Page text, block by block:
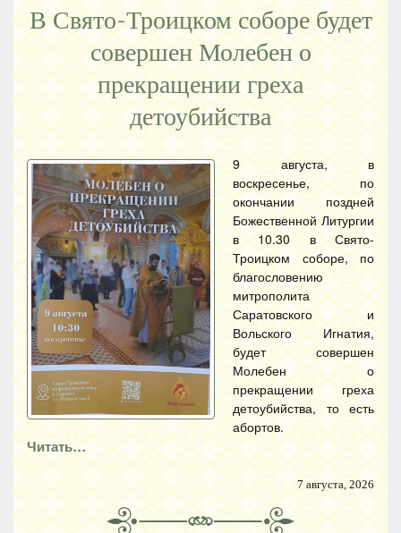
В Свято-Троицком соборе будет
совершен Молебен о
прекращении греха
детоубийства
9 августа, в
воскресенье, по
окончании поздней
Божественной Литургии
в 10.30 в Свято-
Троицком соборе, по
благословению
митрополита
Саратовского и
Вольского Игнатия,
будет совершен
Молебен о
прекращении греха
детоубийства, то есть
абортов.
Читать…
7 августа, 2026